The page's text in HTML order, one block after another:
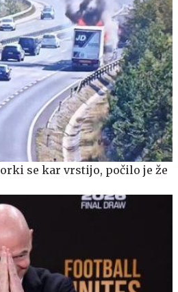
se kar vrstijo, počilo je že